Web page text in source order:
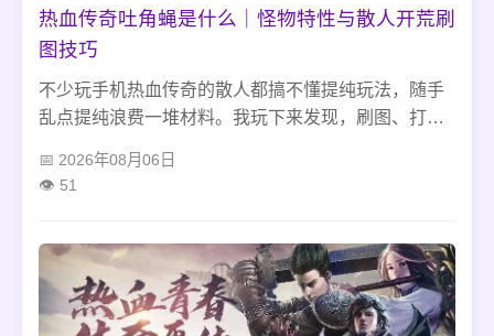
热血传奇吐角蝇是什么｜怪物特性与散人开荒刷
图技巧
不少玩手机热血传奇的散人都搞不懂提纯玩法，随手
乱点提纯浪费一堆材料。我玩下来发现，刷图、打金
属性各不相同。很多新人还容易踩装备降级、耐久清
2026年08月06日
51